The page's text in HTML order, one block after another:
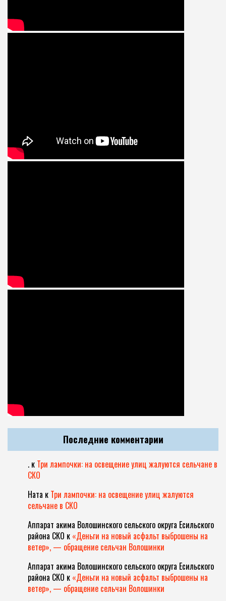
Последние комментарии
. к Три лампочки: на освещение улиц жалуются сельчане в
СКО
Ната к Три лампочки: на освещение улиц жалуются
сельчане в СКО
Аппарат акима Волошинского сельского округа Есильского
района СКО к «Деньги на новый асфальт выброшены на
ветер», — обращение сельчан Волошинки
Аппарат акима Волошинского сельского округа Есильского
района СКО к «Деньги на новый асфальт выброшены на
ветер», — обращение сельчан Волошинки